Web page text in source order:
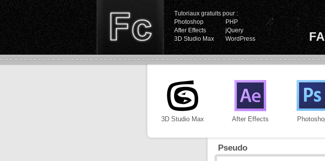
Tutoriaux gratuits pour :
Photoshop
PHP
After Effects
jQuery
3D Studio Max
WordPress
3D Studio Max After Effects
Pseudo